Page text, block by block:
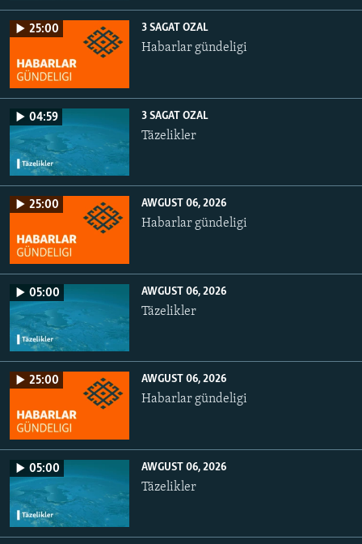
25:00 3 SAGAT OZAL
Habarlar gündeligi
04:59 3 SAGAT OZAL
Täzelikler
25:00 AWGUST 06, 2026
Habarlar gündeligi
05:00 AWGUST 06, 2026
Täzelikler
25:00 AWGUST 06, 2026
Habarlar gündeligi
05:00 AWGUST 06, 2026
Täzelikler